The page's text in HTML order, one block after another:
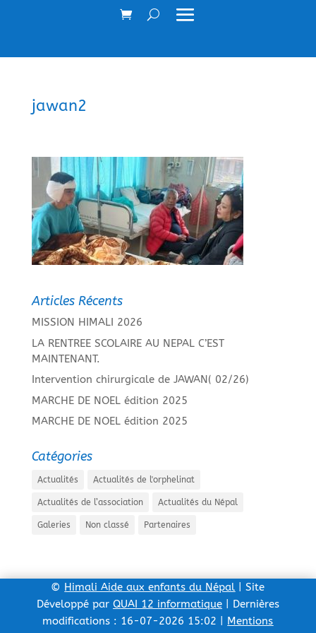
jawan2
Articles Récents
MISSION HIMALI 2026
LA RENTREE SCOLAIRE AU NEPAL C’EST
MAINTENANT.
Intervention chirurgicale de JAWAN( 02/26)
MARCHE DE NOEL édition 2025
MARCHE DE NOEL édition 2025
Catégories
Actualités Actualités de l'orphelinat
Actualités de l’association Actualités du Népal
Galeries Non classé Partenaires
© Himali Aide aux enfants du Népal
| Site
Développé par QUAI 12 informatique
| Dernières
modifications : 16-07-2026 15:02 |
Mentions